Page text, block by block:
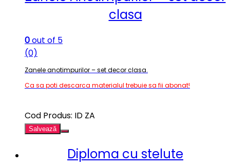
clasa
0out of 5
(0)
Zanele anotimpurilor – set decor clasa.
Ca sa poti descarca materialul trebuie sa fii abonat!
Cod Produs: ID ZA
Salvează
Diploma cu stelute